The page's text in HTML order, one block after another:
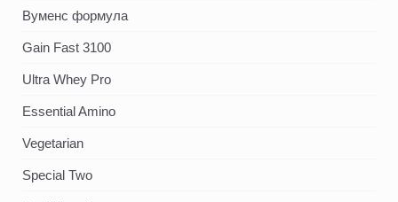
Вуменс формула
Gain Fast 3100
Ultra Whey Pro
Essential Amino
Vegetarian
Special Two